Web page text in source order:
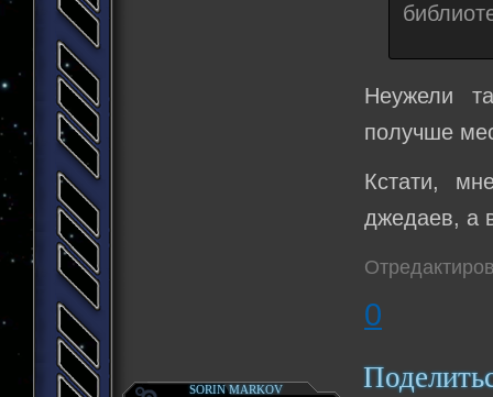
Неужели
получше
Кстати,
джедаев, а
0
SORIN MARKOV